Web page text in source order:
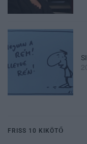
FRISS 10 KIKÖTŐ